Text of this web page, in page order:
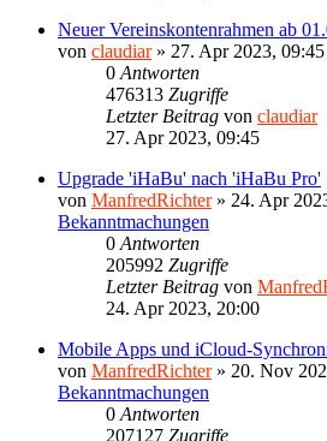
Neuer Vereinskontenrahmen ab
von claudiar» 27. Apr 2023, 09:45
0 Antworten
476313 Zugriffe
Letzter Beitrag von claudiar
27. Apr 2023, 09:45
Upgrade 'iHaBu' nach 'iHaBu Pro'
von ManfredRichter» 24. Apr
Bekanntmachungen
0 Antworten
205992 Zugriffe
Letzter Beitrag von
24. Apr 2023, 20:00
Mobile Apps und iCloud-
von ManfredRichter» 20. Nov
Bekanntmachungen
0 Antworten
207127 Zugriffe